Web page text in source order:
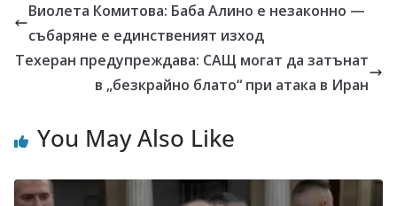
Виолета Комитова: Баба Алино е незаконно —
събаряне е единственият изход
Техеран предупреждава: САЩ могат да затънат
в „безкрайно блато“ при атака в Иран
You May Also Like